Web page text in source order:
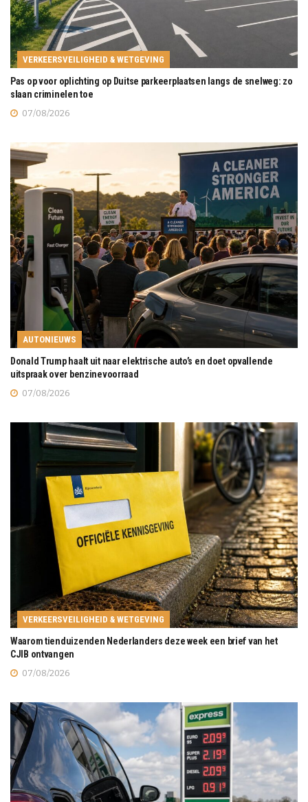
VERKEERSVEILIGHEID & WETGEVING
Pas op voor oplichting op Duitse parkeerplaatsen langs de snelweg: zo
slaan criminelen toe
07/08/2026
AUTONIEUWS
Donald Trump haalt uit naar elektrische auto’s en doet opvallende
uitspraak over benzinevoorraad
07/08/2026
VERKEERSVEILIGHEID & WETGEVING
Waarom tienduizenden Nederlanders deze week een brief van het
CJIB ontvangen
07/08/2026